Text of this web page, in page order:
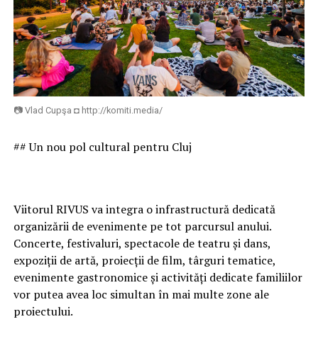
Printre vocile critice se numără și Cornel Vîlcu,
reprezentant al comunității Clujul Civic, care susține că
fiecare proiect de reamenajare reduce vegetația orașului
și afectează aspectul urban, considerând că eliminarea
arborilor din jurul Catedralei va schimba radical
imaginea uneia dintre cele mai reprezentative clădiri ale
Clujului.
Rămâne de văzut în ce măsură noua amenajare
peisagistică va reuși să compenseze pierderea arborilor
protejarea spațiilor verzi din centrul municipiului.
Facebook Comments Box
📷 Vlad Cupşa ◘ http://komiti.media/
## Un nou pol cultural pentru Cluj
Viitorul RIVUS va integra o infrastructură dedicată
organizării de evenimente pe tot parcursul anului.
Concerte, festivaluri, spectacole de teatru și dans,
expoziții de artă, proiecții de film, târguri tematice,
evenimente gastronomice și activități dedicate familiilor
vor putea avea loc simultan în mai multe zone ale
proiectului.